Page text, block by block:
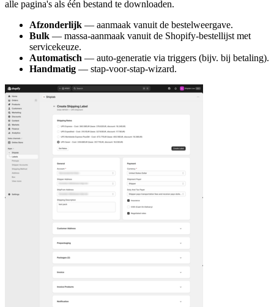
alle pagina's als één bestand te downloaden.
Afzonderlijk — aanmaak vanuit de bestelweergave.
Bulk — massa-aanmaak vanuit de Shopify-bestellijst met
servicekeuze.
Automatisch — auto-generatie via triggers (bijv. bij betaling).
Handmatig — stap-voor-stap-wizard.